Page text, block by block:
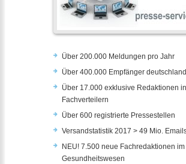
Über 200.000 Meldungen pro Jahr
Über 400.000 Empfänger
Über 17.000 exklusive Redaktionen in
Fachverteilern
Über 600 registrierte Pressestellen
Versandstatistik 2017 > 49 Mio.
NEU! 7.500 neue Fachredaktionen im
Gesundheitswesen